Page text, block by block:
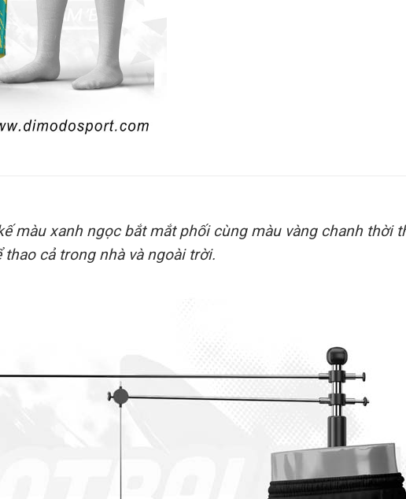
màu xanh ngọc bắt mắt phối cùng màu vàng chanh thời
cả trong nhà và ngoài trời.